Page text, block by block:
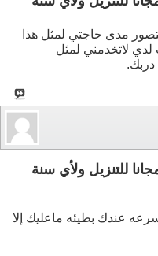
مدى حاجتي لمثل هذا
لدي لاتخدمني لمثل
دربك.
عندك بطيئه ماعليك إلا